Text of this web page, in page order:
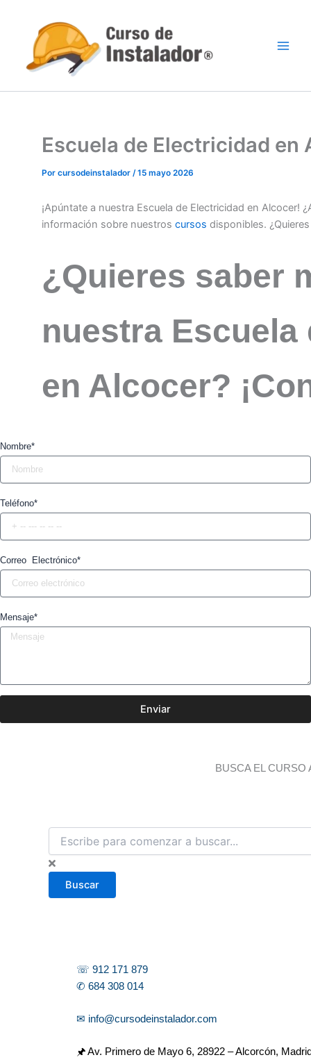
contenido
Escuela de Electricidad en
Por cursodeinstalador /15 mayo 2026
¡Apúntate a nuestra Escuela de Electricidad en Alcocer!
información sobre nuestros cursos disponibles.
¿Quieres saber
nuestra
en Alcocer?
Nombre*
Teléfono*
Correo Electrónico*
Mensaje*
Enviar
BUSCA EL CURSO
B
s
c
Buscar
☏ 912 171 879
✆ 684 308 014
✉ info@cursodeinstalador.com
🖈 Av. Primero de Mayo 6, 28922 – Alcorcón,